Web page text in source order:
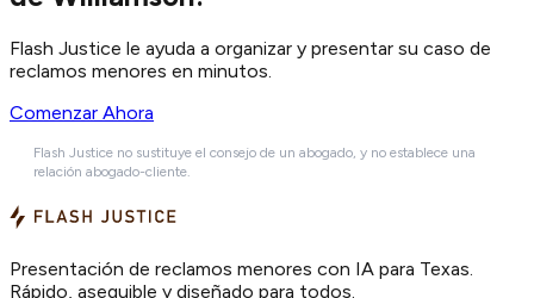
Flash Justice le ayuda a organizar y presentar su caso de
reclamos menores en minutos.
Comenzar Ahora
Flash Justice no sustituye el consejo de un abogado, y no establece una
relación abogado-cliente.
Presentación de reclamos menores con IA para Texas.
Rápido, asequible y diseñado para todos.